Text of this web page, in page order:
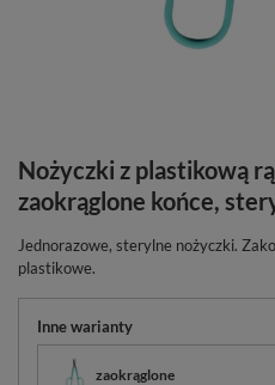
Nożyczki z plastikową
zaokrąglone końce,
Jednorazowe, sterylne nożyczki.
plastikowe.
Inne warianty
zaokrąglone